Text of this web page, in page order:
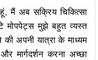
मैं अब सक्रिय चिकित्सा
मोपपेट्स मुझे बहुत व्यस्त
अपनी यात्रा के माध्यम
मार्गदर्शन करना अच्छा